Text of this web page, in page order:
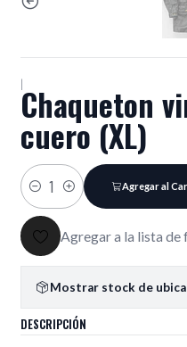
|Chaqueton
cuero (XL)
Cantidad
Agregar al
Agregar a la lista de
Mostrar stock de
DESCRIPCIÓN